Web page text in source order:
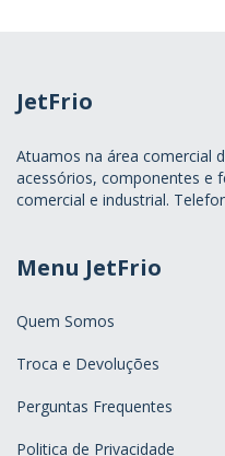
JetFrio
Atuamos na área comercial
acessórios, componentes e
comercial e industrial.
Menu JetFrio
Quem Somos
Troca e Devoluções
Perguntas Frequentes
Politica de Privacidade